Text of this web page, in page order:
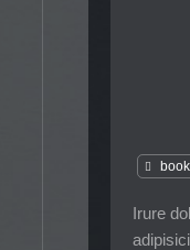
Irure